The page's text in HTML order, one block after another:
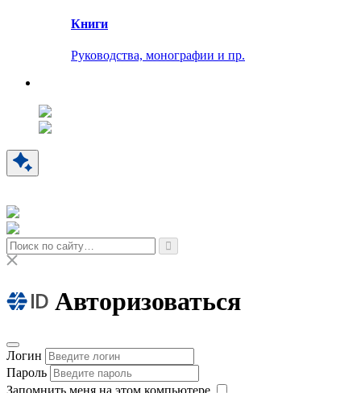
Книги
Руководства, монографии и пр.
Авторизоваться
Логин
Пароль